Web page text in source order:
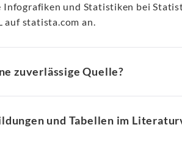
Infografiken und Statistiken bei
auf statista.com an.
zuverlässige Quelle?
und Tabellen im